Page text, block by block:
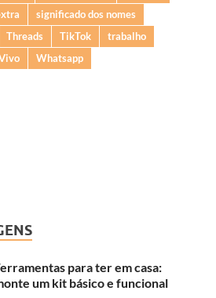
significado dos nomes
Threads TikTok
trabalho
Whatsapp
para ter em casa:
um kit básico e funcional